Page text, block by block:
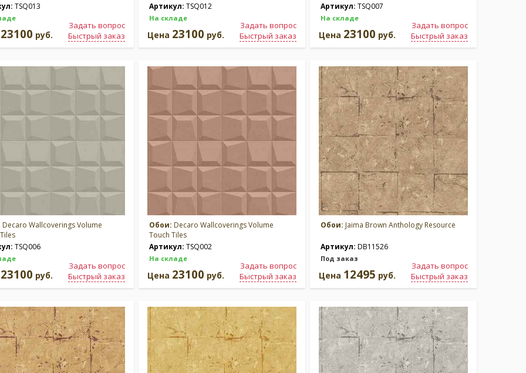
TSQ013
Задать вопрос
Быстрый заказ
23100 руб.
Артикул: TSQ012
На складе
Задать вопрос
Быстрый заказ
Цена 23100 руб.
Артикул: TSQ007
На складе
Задать вопрос
Быстрый заказ
Цена 23100 руб.
Decaro Wallcoverings Volume
TSQ006
Задать вопрос
Быстрый заказ
23100 руб.
Обои: Decaro Wallcoverings Volume
Touch Tiles
Артикул: TSQ002
На складе
Задать вопрос
Быстрый заказ
Цена 23100 руб.
Обои: Jaima Brown Anthology Resource
Артикул: DB11526
Под заказ
Задать вопрос
Быстрый заказ
Цена 12495 руб.